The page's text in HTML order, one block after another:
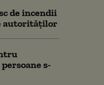
de incendii
autorităților
s-